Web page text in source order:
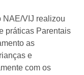
NAE/VIJ realizou
práticas Parentais
as
e
com os